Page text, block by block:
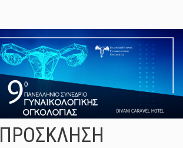
ΠΡΟΣΚΛΗΣΗ